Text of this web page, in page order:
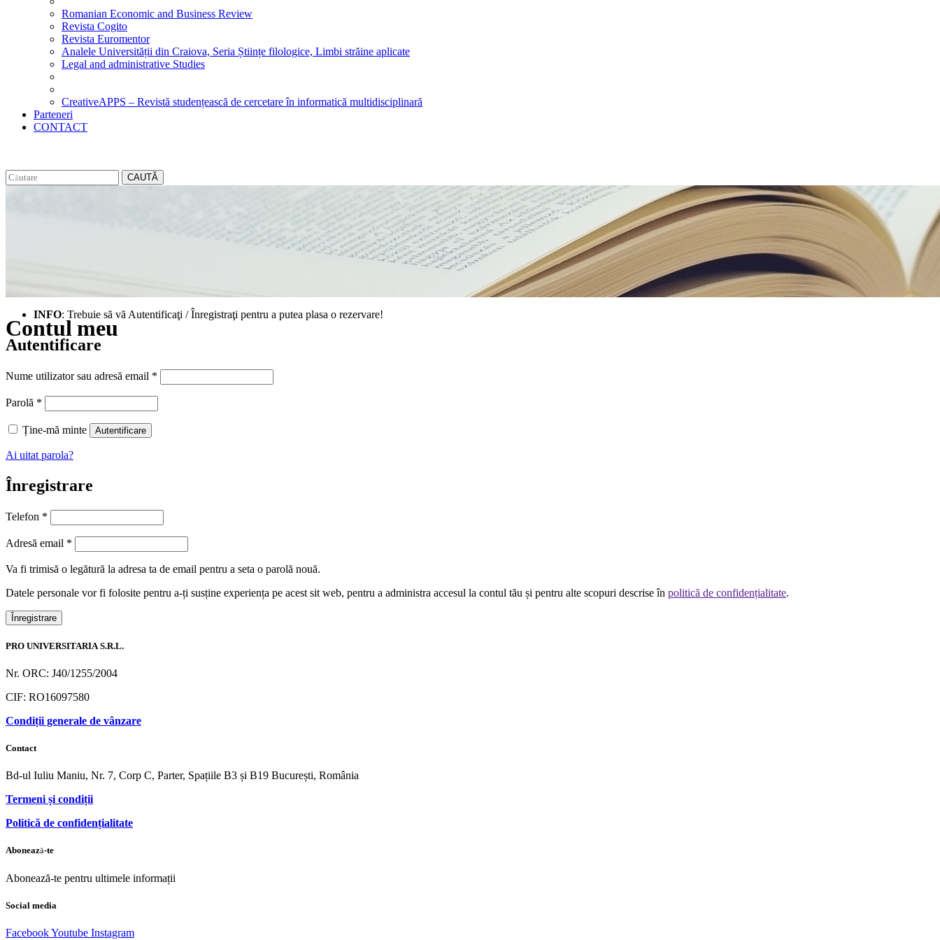
Romanian Economic and Business Review
Revista Cogito
Revista Euromentor
Analele Universității din Craiova, Seria Științe filologice, Limbi străine aplicate
Legal and administrative Studies
CreativeAPPS – Revistă studențească de cercetare în informatică multidisciplinară
Parteneri
CONTACT
CAUTĂ
Contul meu
INFO: Trebuie să vă Autentificaţi / Înregistraţi pentru a putea plasa o rezervare!
Autentificare
Nume utilizator sau adresă email *
Parolă *
Ține-mă minte Autentificare
Ai uitat parola?
Înregistrare
Telefon *
Adresă email *
Va fi trimisă o legătură la adresa ta de email pentru a seta o parolă nouă.
Datele personale vor fi folosite pentru a-ți susține experiența pe acest sit web, pentru a administra accesul la contul tău și pentru alte scopuri descrise în politică de confidențialitate.
Înregistrare
PRO UNIVERSITARIA S.R.L.
Nr. ORC: J40/1255/2004
CIF: RO16097580
Condiții generale de vânzare
Contact
Bd-ul Iuliu Maniu, Nr. 7, Corp C, Parter, Spațiile B3 și B19 București, România
Termeni și condiții
Politică de confidențialitate
Abonează-te
Abonează-te pentru ultimele informații
Social media
FacebookYoutube Instagram